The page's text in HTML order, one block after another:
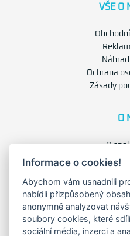
VŠE O
Ochrana
Zásady
O
O
Informace o cookies!
Abychom vám usnadnili
nabídli přizpůsobený
anonymně analyzovat
soubory cookies, které
sociální média, inzerci a